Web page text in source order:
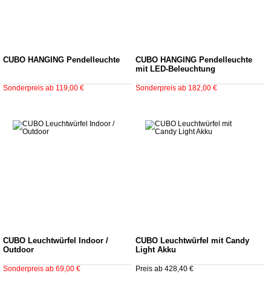
CUBO HANGING Pendelleuchte
Sonderpreis ab 119,00 €
CUBO HANGING Pendelleuchte
mit LED-Beleuchtung
Sonderpreis ab 182,00 €
CUBO Leuchtwürfel Indoor /
Outdoor
Sonderpreis ab 69,00 €
CUBO Leuchtwürfel mit Candy
Light Akku
Preis ab 428,40 €